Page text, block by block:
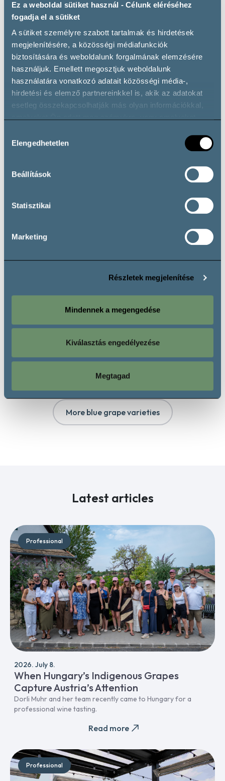
Ez a weboldal sütiket használ - Célunk eléréséhez
fogadja el a sütiket
A sütiket személyre szabott tartalmak és hirdetések
megjelenítésére, a közösségi médiafunkciók
biztosítására és weboldalunk forgalmának elemzésére
használjuk. Emellett megosztjuk weboldalunk
használatára vonatkozó adatait közösségi média-,
hirdetési és elemző partnereinkkel is, akik az adatokat
esetleg összekapcsolhatják más olyan információkkal,
során.
kiválasztása
Elengedhetetlen
Beállítások
Statisztikai
Marketing
Részletek megjelenítése
Mindennek a megengedése
Kiválasztás engedélyezése
Megtagad
Kékfrankos Medina
Menoire
Néró Pinot Noir
More blue grape varieties
Latest articles
Professional
2026. July 8.
When Hungary’s Indigenous Grapes
Capture Austria’s Attention
Dorli Muhr and her team recently came to Hungary for a
professional wine tasting.
Read more
Professional